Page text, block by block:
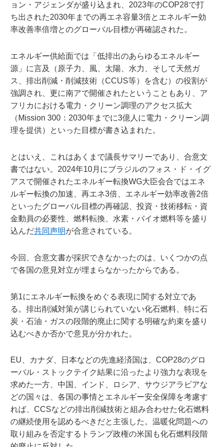
ョン・アジェンダが盛り込まれ、2023年のCOP28で打
ち出された2030年までの再エネ容量3倍とエネルギー効
率改善率倍増とのグローバル目標が再確認された。
エネルギー供給面では「低排出のあらゆるエネルギー
源」に言及（原子力、風、太陽、水力、そして天然ガ
ス、排出削減・削減技術（CCUS等）を含む）の役割が
強調され、更に南アで開催されたということもあり、ア
フリカにおける電力・クリーン調理のアクセス拡大
（Mission 300：2030年までに3億人に電力・クリーン調
理を提供）といった目標が書き込まれた。
とはいえ、これはあくまで議長サマリーであり、合意文
書ではない。2024年10月にブラジルのフォス・ド・イグ
アスで開催されたエネルギー転換WG大臣会合ではエネ
ルギー転換の加速、再エネ3倍、エネルギー効率改善2倍
といったグローバル目標の再確認、投資・技術移転・資
金動員の必要性、燃料転換、水素・バイオ燃料等を盛り
込んだ共同声明が合意されている。
今回、合意文書が採択できなかったのは、いくつかの点
で各国の意見対立が埋まらなかったからである。
第1にエネルギー転換をめぐる表現に関する対立であ
る。排出削減対策が講じられていない化石燃料、特に石
炭・石油・ガスの段階的廃止に関する明確な約束を盛り
込むべきか否かで意見が分かれた。
EU、カナダ、日本などの先進経済国は、COP28のグロ
ーバル・ストックテイク結果に沿ったより強力な表現を
求めた一方、中国、インド、ロシア、サウジアラビアな
どの国々は、各国の事情とエネルギー安全保障を考慮す
れば、CCSなどの排出削減技術と組み合わせた化石燃料
の継続使用を認めるべきだと主張した。温暖化問題への
取り組みを否定するトランプ政権の米国も化石燃料段階